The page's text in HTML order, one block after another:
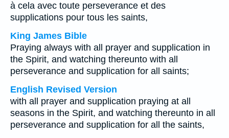
à cela avec toute perseverance et des
supplications pour tous les saints,
King James Bible
Praying always with all prayer and supplication in
the Spirit, and watching thereunto with all
perseverance and supplication for all saints;
English Revised Version
with all prayer and supplication praying at all
seasons in the Spirit, and watching thereunto in all
perseverance and supplication for all the saints,